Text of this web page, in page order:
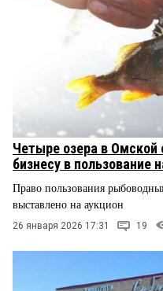
Четыре озера в Омской
бизнесу в пользование
Право пользования
выставлено на аукцион
26 января 2026 17:31 19